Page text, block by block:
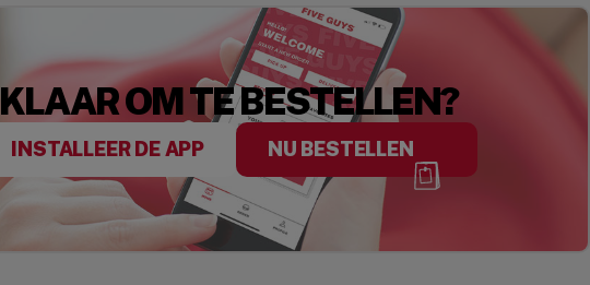
KLAAR OM TE BESTELLEN?
INSTALLEER DE APP NU BESTELLEN